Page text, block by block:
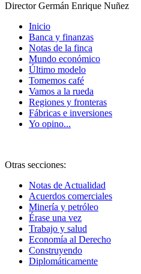
Director Germán Enrique Nuñez
Inicio
Banca y finanzas
Notas de la finca
Mundo económico
Último modelo
Tomemos café
Vamos a la rueda
Regiones y fronteras
Fábricas e inversiones
Yo opino...
Otras secciones:
Notas de Actualidad
Acuerdos comerciales
Minería y petróleo
Érase una vez
Trabajo y salud
Economía al Derecho
Construyendo
Diplomáticamente